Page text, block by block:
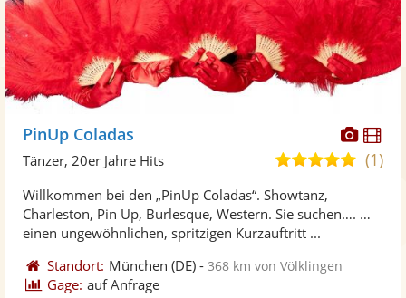
PinUp Coladas
5,0(1)
Tänzer, 20er Jahre Hits
Willkommen bei den „PinUp Coladas“. Showtanz,
Charleston, Pin Up, Burlesque, Western. Sie suchen…. …
einen ungewöhnlichen, spritzigen Kurzauftritt ...
Standort: München (DE) -368 km von Völklingen
Gage: auf Anfrage